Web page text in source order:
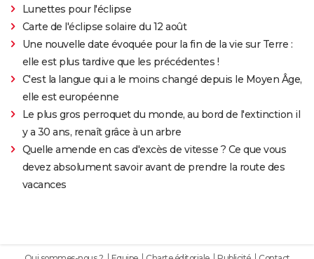
Lunettes pour l'éclipse
Carte de l'éclipse solaire du 12 août
Une nouvelle date évoquée pour la fin de la vie sur Terre :
elle est plus tardive que les précédentes !
C'est la langue qui a le moins changé depuis le Moyen Âge,
elle est européenne
Le plus gros perroquet du monde, au bord de l'extinction il
y a 30 ans, renaît grâce à un arbre
Quelle amende en cas d'excès de vitesse ? Ce que vous
devez absolument savoir avant de prendre la route des
vacances